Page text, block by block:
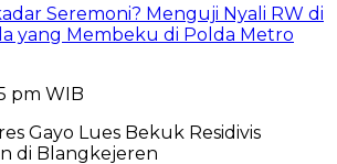
Seremoni? Menguji Nyali RW di
yang Membeku di Polda Metro
pm WIB